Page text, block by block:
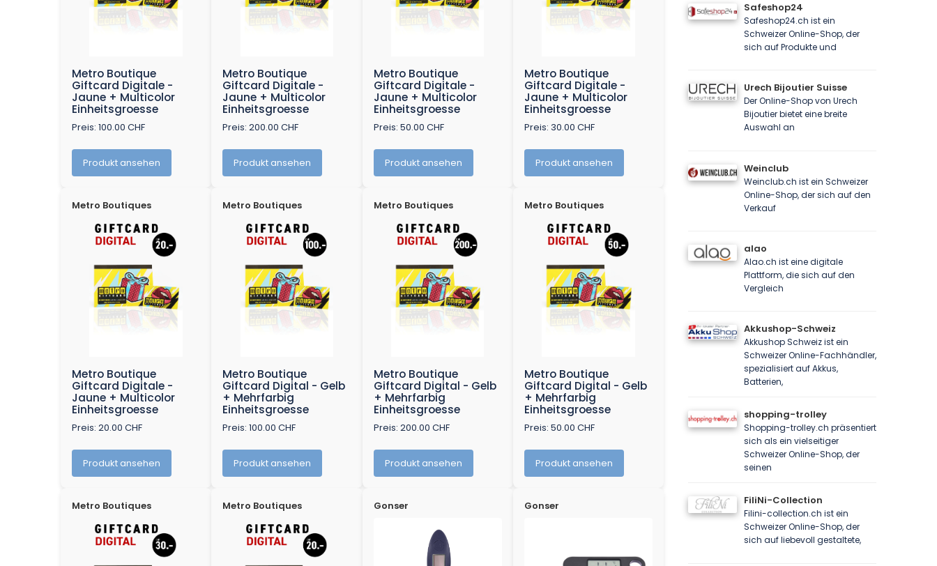
Metro Boutique
Giftcard Digitale -
Jaune + Multicolor
Einheitsgroesse
Preis: 100.00 CHF
Produkt ansehen
Metro Boutique
Giftcard Digitale -
Jaune + Multicolor
Einheitsgroesse
Preis: 200.00 CHF
Produkt ansehen
Metro Boutique
Giftcard Digitale -
Jaune + Multicolor
Einheitsgroesse
Preis: 50.00 CHF
Produkt ansehen
Metro Boutique
Giftcard Digitale -
Jaune + Multicolor
Einheitsgroesse
Preis: 30.00 CHF
Produkt ansehen
Metro Boutiques
Metro Boutique
Giftcard Digitale -
Jaune + Multicolor
Einheitsgroesse
Preis: 20.00 CHF
Produkt ansehen
Metro Boutiques
Metro Boutique
Giftcard Digital - Gelb
+ Mehrfarbig
Einheitsgroesse
Preis: 100.00 CHF
Produkt ansehen
Metro Boutiques
Metro Boutique
Giftcard Digital - Gelb
+ Mehrfarbig
Einheitsgroesse
Preis: 200.00 CHF
Produkt ansehen
Metro Boutiques
Metro Boutique
Giftcard Digital - Gelb
+ Mehrfarbig
Einheitsgroesse
Preis: 50.00 CHF
Produkt ansehen
Metro Boutiques Metro Boutiques Gonser Gonser
Safeshop24
Safeshop24.ch ist ein
Schweizer Online-Shop, der
sich auf Produkte und
Urech Bijoutier Suisse
Der Online-Shop von Urech
Bijoutier bietet eine breite
Auswahl an
Weinclub
Weinclub.ch ist ein Schweizer
Online-Shop, der sich auf den
Verkauf
alao
Alao.ch ist eine digitale
Plattform, die sich auf den
Vergleich
Akkushop-Schweiz
Akkushop Schweiz ist ein
Schweizer Online-Fachhändler,
spezialisiert auf Akkus,
Batterien,
shopping-trolley
Shopping-trolley.ch präsentiert
sich als ein vielseitiger
Schweizer Online-Shop, der
seinen
FiliNi-Collection
Filini-collection.ch ist ein
Schweizer Online-Shop, der
sich auf liebevoll gestaltete,